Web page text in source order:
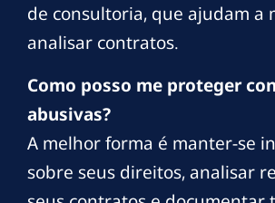
de consultoria, que ajudam a
analisar contratos.
Como posso me proteger
abusivas?
A melhor forma é manter-se
sobre seus direitos, analisar